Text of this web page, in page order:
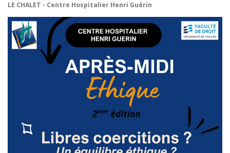
PROFESSIONNELS DE SANTÉ
LE CHALET - Centre Hospitalier Henri Guérin